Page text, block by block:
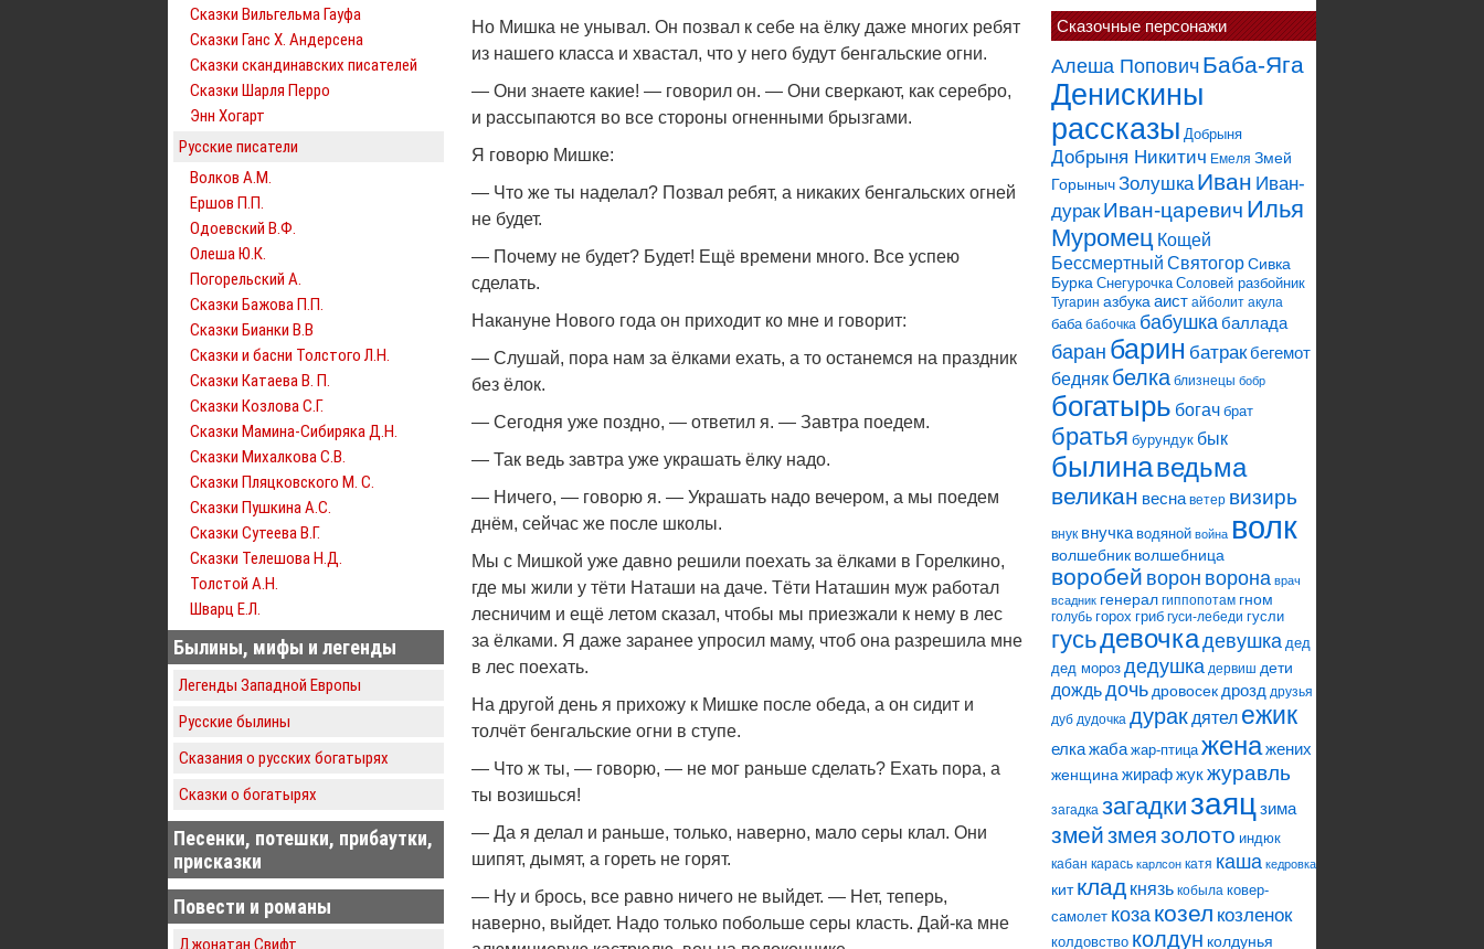
Сказки Вильгельма Гауфа
Сказки Ганс Х. Андерсена
Сказки скандинавских писателей
Сказки Шарля Перро
Энн Хогарт
Русские писатели
Волков А.М.
Ершов П.П.
Одоевский В.Ф.
Олеша Ю.К.
Погорельский А.
Сказки Бажова П.П.
Сказки Бианки В.В
Сказки и басни Толстого Л.Н.
Сказки Катаева В. П.
Сказки Козлова С.Г.
Сказки Мамина-Сибиряка Д.Н.
Сказки Михалкова С.В.
Сказки Пляцковского М. С.
Сказки Пушкина А.С.
Сказки Сутеева В.Г.
Сказки Телешова Н.Д.
Толстой А.Н.
Шварц Е.Л.
Былины, мифы и легенды
Легенды Западной Европы
Русские былины
Сказания о русских богатырях
Сказки о богатырях
Песенки, потешки, прибаутки,
присказки
Повести и романы
Джонатан Свифт
Но Мишка не унывал. Он позвал к себе на ёлку даже многих ребят
из нашего класса и хвастал, что у него будут бенгальские огни.
— Они знаете какие! — говорил он. — Они сверкают, как серебро,
и рассыпаются во все стороны огненными брызгами.
Я говорю Мишке:
— Что же ты наделал? Позвал ребят, а никаких бенгальских огней
не будет.
— Почему не будет? Будет! Ещё времени много. Все успею
сделать.
Накануне Нового года он приходит ко мне и говорит:
— Слушай, пора нам за ёлками ехать, а то останемся на праздник
без ёлок.
— Сегодня уже поздно, — ответил я. — Завтра поедем.
— Так ведь завтра уже украшать ёлку надо.
— Ничего, — говорю я. — Украшать надо вечером, а мы поедем
днём, сейчас же после школы.
Мы с Мишкой уже давно решили поехать за ёлками в Горелкино,
где мы жили у тёти Наташи на даче. Тёти Наташин муж работал
лесничим и ещё летом сказал, чтобы мы приезжали к нему в лес
за ёлками. Я даже заранее упросил маму, чтоб она разрешила мне
в лес поехать.
На другой день я прихожу к Мишке после обеда, а он сидит и
толчёт бенгальские огни в ступе.
— Что ж ты, — говорю, — не мог раньше сделать? Ехать пора, а
ты возишься!
— Да я делал и раньше, только, наверно, мало серы клал. Они
шипят, дымят, а гореть не горят.
— Ну и брось, все равно ничего не выйдет. — Нет, теперь,
наверно, выйдет. Надо только побольше серы класть. Дай-ка мне
Сказочные персонажи
Алеша Попович Баба-Яга
Денискины
рассказы Добрыня
Добрыня Никитич Емеля Змей
ГорынычЗолушка Иван Иван-
дурак Иван-царевич Илья
Муромец Кощей
Бессмертный СвятогорСивка
Бурка Снегурочка Соловей разбойник
Тугарин азбука аист айболит акула
баба бабочка бабушкабаллада
баран барин батракбегемот
бедняк белка близнецы бобр
богатырь богач брат
братья бурундук бык
былинаведьма
великан весна ветер визирь
внук внучка водяной война волк
волшебник волшебница
воробей ворон ворона врач
всадник генерал гиппопотам гном
голубь горох гриб гуси-лебеди гусли
гусьдевочкадевушка дед
дед мороз дедушка дервиш дети
дождьдочь дровосек дрозд друзья
дуб дудочка дурак дятел ежик
елкажаба жар-птица женажених
женщина жирафжукжуравль
загадка загадкизаяцзима
змейзмеязолото индюк
кабан карась карлсон катя каша кедровка
кит клад князь кобыла ковер-
самолет козакозел козленок
колдовство колдун колдунья